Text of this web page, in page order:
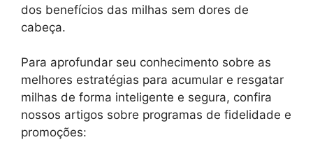
dos benefícios das milhas sem dores de
cabeça.
Para aprofundar seu conhecimento sobre as
melhores estratégias para acumular e resgatar
milhas de forma inteligente e segura, confira
nossos artigos sobre programas de fidelidade e
promoções: